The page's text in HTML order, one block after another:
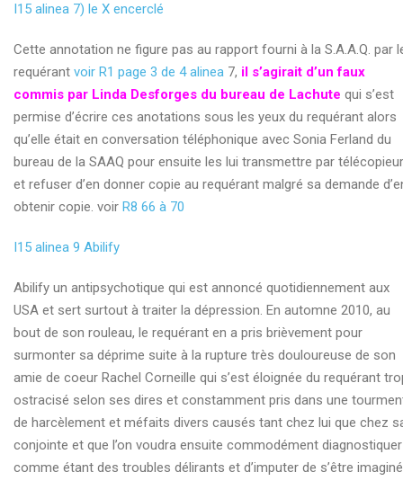
I15 alinea 7) le X encerclé
Cette annotation ne figure pas au rapport fourni à la S.A.A.Q. par
requérant voir R1 page 3 de 4 alinea 7, il s’agirait d’un faux
commis par Linda Desforges du bureau de Lachute qui s’est
permise d’écrire ces anotations sous les yeux du requérant alors
qu’elle était en conversation téléphonique avec Sonia Ferland du
bureau de la SAAQ pour ensuite les lui transmettre par télécopieur
et refuser d’en donner copie au requérant malgré sa demande
obtenir copie. voir R8 66 à 70
I15 alinea 9 Abilify
Abilify un antipsychotique qui est annoncé quotidiennement aux
USA et sert surtout à traiter la dépression. En automne 2010, au
bout de son rouleau, le requérant en a pris brièvement pour
surmonter sa déprime suite à la rupture très douloureuse de son
amie de coeur Rachel Corneille qui s’est éloignée du requérant
ostracisé selon ses dires et constamment pris dans une
de harcèlement et méfaits divers causés tant chez lui que chez
conjointe et que l’on voudra ensuite commodément diagnostiquer
comme étant des troubles délirants et d’imputer de s’être imaginé